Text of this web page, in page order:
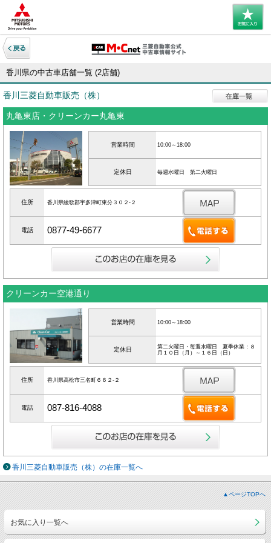
香川県の中古車店舗一覧 (2店舗)
香川三菱自動車販売（株）
丸亀東店・クリーンカー丸亀東
営業時間 10:00～18:00
定休日 毎週水曜日 第二火曜日
住所 香川県綾歌郡宇多津町東分３０２‐２
電話 0877-49-6677
クリーンカー空港通り
営業時間 10:00～18:00
定休日
第二火曜日・毎週水曜日 夏季休業：８
月１０日（月）～１６日（日）
住所 香川県高松市三名町６６２‐２
電話 087-816-4088
香川三菱自動車販売（株）の在庫一覧へ
▲ページTOPへ
お気に入り一覧へ